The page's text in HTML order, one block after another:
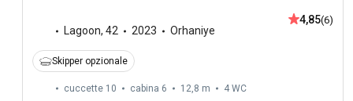
Lagoon, 42 2023 Orhaniye
4,85(6)
Skipper opzionale
cuccette 10 cabina 6 12,8 m 4 WC